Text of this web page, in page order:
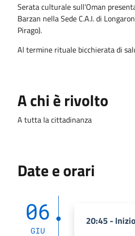
Serata culturale sull'Oman
Barzan nella Sede C.A.I. di
Pirago).
Al termine rituale bicchierata di
A chi è rivolto
A tutta la cittadinanza
Date e orari
06
GIU
20:45 -